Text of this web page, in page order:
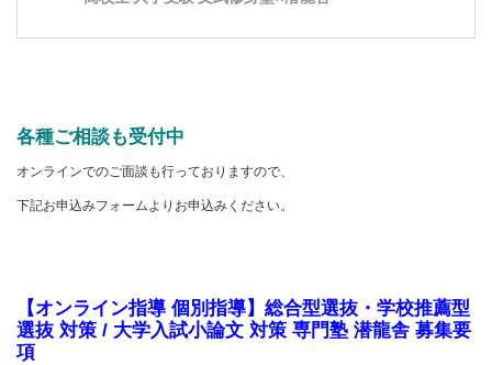
各種ご相談も受付中
オンラインでのご面談も行っておりますので、
下記お申込みフォームよりお申込みください。
【オンライン指導 個別指導】総合型選抜・学校推薦型
選抜 対策 / 大学入試小論文 対策 専門塾 潜龍舎 募集要
項